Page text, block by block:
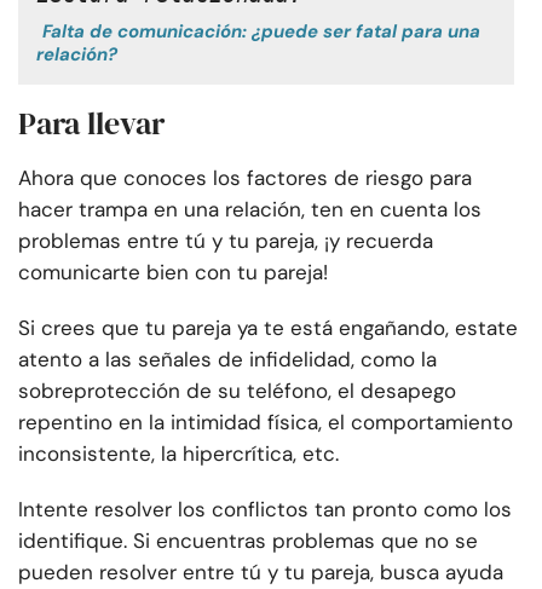
Falta de comunicación: ¿puede ser fatal para una
relación?
Para llevar
Ahora que conoces los factores de riesgo para
hacer trampa en una relación, ten en cuenta los
problemas entre tú y tu pareja, ¡y recuerda
comunicarte bien con tu pareja!
Si crees que tu pareja ya te está engañando, estate
atento a las señales de infidelidad, como la
sobreprotección de su teléfono, el desapego
repentino en la intimidad física, el comportamiento
inconsistente, la hipercrítica, etc.
Intente resolver los conflictos tan pronto como los
identifique. Si encuentras problemas que no se
pueden resolver entre tú y tu pareja, busca ayuda